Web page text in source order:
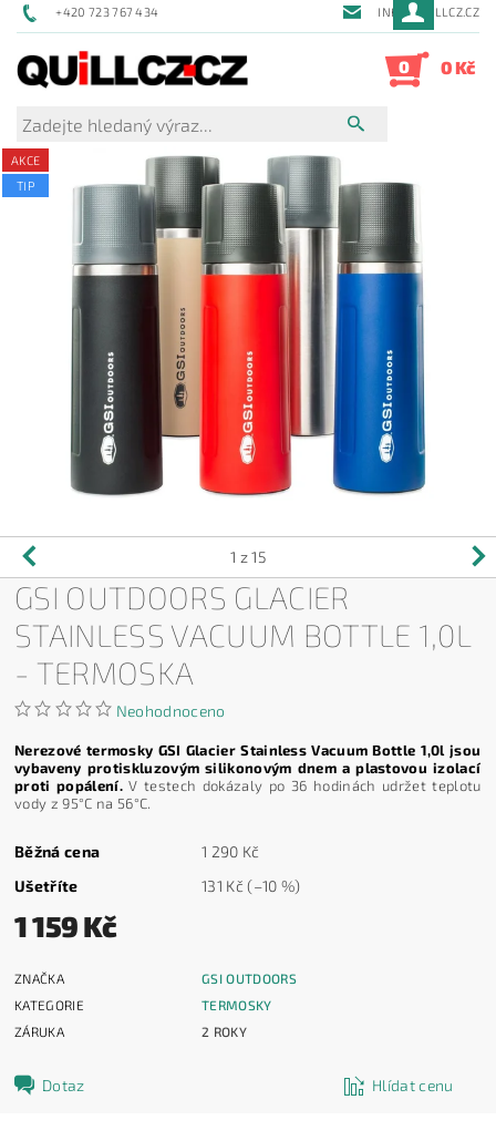
+420 723 767 434 INFO@QUILLCZ.CZ
0 0 Kč
AKCE
TIP
1 z 15
GSI OUTDOORS GLACIER
STAINLESS VACUUM BOTTLE 1,0L
- TERMOSKA
Neohodnoceno
Nerezové termosky GSI Glacier Stainless Vacuum Bottle 1,0l jsou
vybaveny protiskluzovým silikonovým dnem a plastovou izolací
proti popálení.V testech dokázaly po 36 hodinách udržet teplotu
vody z 95°C na 56°C.
Běžná cena
1 290 Kč
Ušetříte
131 Kč(–10 %)
1 159 Kč
ZNAČKA
GSI OUTDOORS
KATEGORIE
TERMOSKY
ZÁRUKA
2 ROKY
Dotaz Hlídat cenu